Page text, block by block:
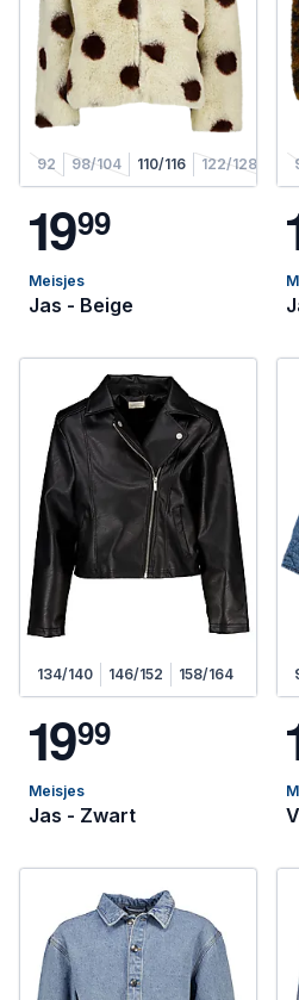
92 98/104 110/116 122/128
1999
Meisjes
Jas - Beige
134/140 146/152 158/164
1999
Meisjes
Jas - Zwart